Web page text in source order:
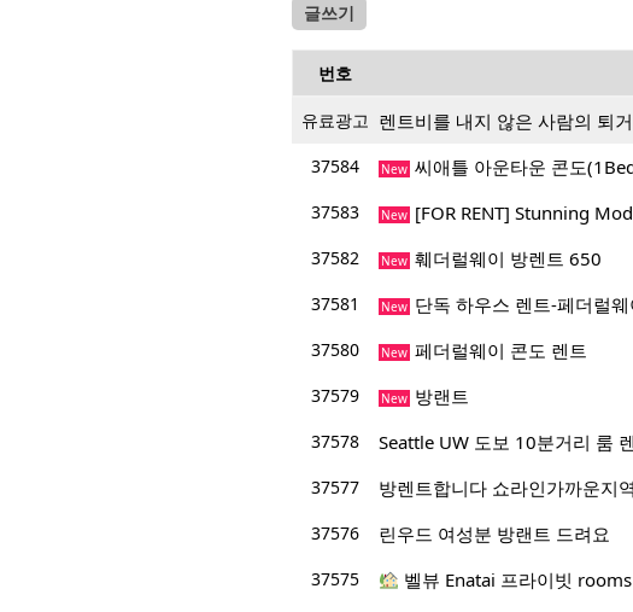
글쓰기
번호
유료광고 렌트비를 내지 않은 사람의 퇴
37584 New 씨애틀 아운타운 콘도
37583 New ​[FOR RENT] Stunning
37582 New 훼더럴웨이 방렌트 650
37581 New 단독 하우스 렌트-페더럴웨
37580 New 페더럴웨이 콘도 렌트
37579 New 방랜트
37578 Seattle UW 도보 10분거리 룸
37577 방렌트합니다 쇼라인가까운지역
37576 린우드 여성분 방랜트 드려요
37575 벨뷰 Enatai 프라이빗